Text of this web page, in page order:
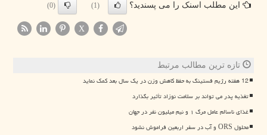
این مطلب اسنک را می پسندید؟ (1)
(0)
X
تازه ترین مطالب مرتبط
12 هفته رژیم فستینگ به حفظ کاهش وزن در یک سال بعد کمک نماید
تغذیه پدر می تواند بر سلامت نوزاد تأثیر بگذارد
غذای ناسالم عامل مرگ ۱ و نیم میلیون نفر در جهان
محلول ORS و آب در سفر اربعین فراموش نشود